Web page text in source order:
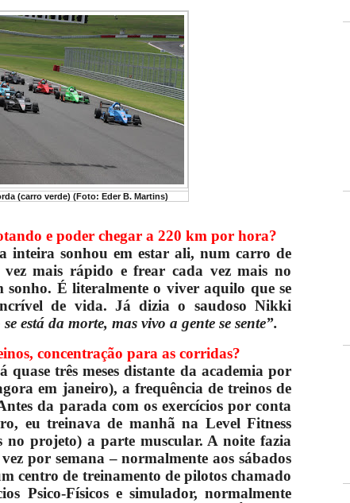
(carro verde) (Foto: Eder B. Martins)
e poder chegar a 220 km por hora?
inteira sonhou em estar ali, num carro de
mais rápido e frear cada vez mais no
sonho. É literalmente o viver aquilo que se
de vida. Já dizia o saudoso Nikki
está da morte, mas vivo a gente se sente”.
concentração para as corridas?
quase três meses distante da academia por
em janeiro), a frequência de treinos de
da parada com os exercícios por conta
eu treinava de manhã na Level Fitness
no projeto) a parte muscular. A noite fazia
por semana – normalmente aos sábados
centro de treinamento de pilotos chamado
Psico-Físicos e simulador, normalmente